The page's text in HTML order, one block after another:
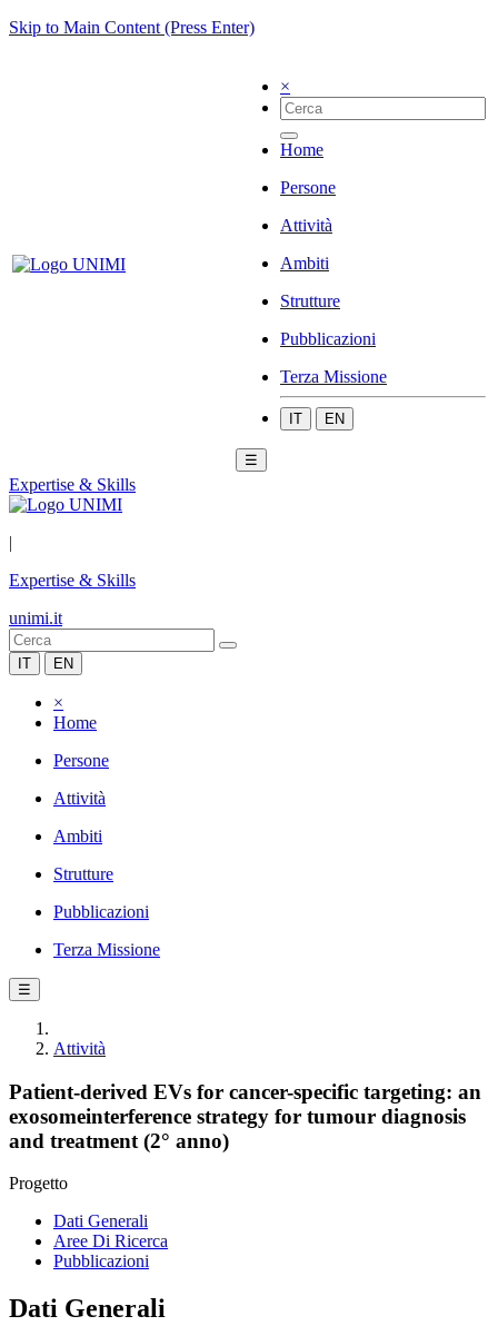
Skip to Main Content (Press Enter)
×
Home
Persone
Attività
Ambiti
Strutture
Pubblicazioni
Terza Missione
IT EN
☰
Expertise & Skills
|
Expertise & Skills
unimi.it
IT EN
×
Home
Persone
Attività
Ambiti
Strutture
Pubblicazioni
Terza Missione
☰
Attività
Patient-derived EVs for cancer-specific targeting: an
exosomeinterference strategy for tumour diagnosis
and treatment (2° anno)
Progetto
Dati Generali
Aree Di Ricerca
Pubblicazioni
Dati Generali